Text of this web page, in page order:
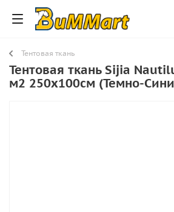
Тентовая ткань
Тентовая ткань Sijia
м2 250х100см (Темно-